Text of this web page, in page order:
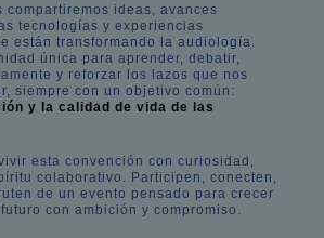
compartiremos ideas, avances
tecnologías y experiencias
están transformando la audiología.
única para aprender, debatir,
y reforzar los lazos que nos
siempre con un objetivo común:
y la calidad de vida de las
esta convención con curiosidad,
colaborativo. Participen, conecten,
de un evento pensado para crecer
con ambición y compromiso.